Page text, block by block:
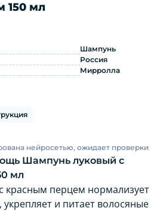
150 мл
помощь Шампунь
Шампунь
Россия
Мирролла
нейросетью, ожидает проверки
Шампунь луковый с
мл
перцем нормализует
и питает волосяные